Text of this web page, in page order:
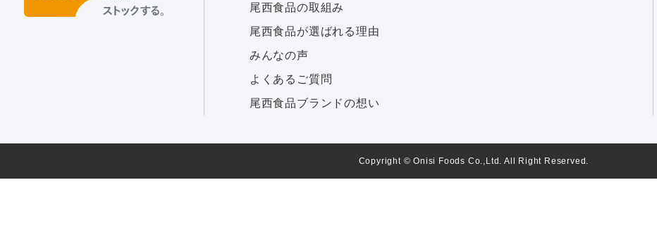
尾西食品の取組み
尾西食品が選ばれる理由
みんなの声
よくあるご質問
尾西食品ブランドの想い
Copyright © Onisi Foods Co.,Ltd. All Right Reserved.